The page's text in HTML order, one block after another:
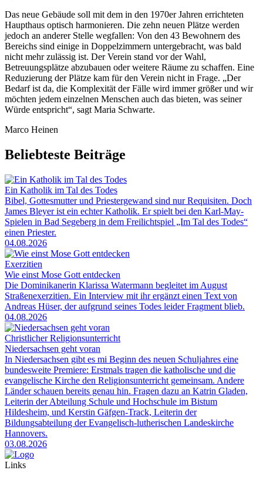
Das neue Gebäude soll mit dem in den 1970er Jahren errichteten
Haupthaus optisch harmonieren. Die zehn neuen Plätze werden
jedoch an anderer Stelle wegfallen: Von den 43 Bewohnern des
Bereichs sind einige in Doppelzimmern untergebracht, was bald
nicht mehr zulässig ist. Der Verein stand vor der Wahl,
Betreuungsplätze abzubauen oder weitere Räume zu schaffen. Eine
Reduzierung der Plätze kam für den Verein nicht in Frage. „Der
Bedarf ist da, die Komplexität der Fälle wird immer größer und wir
möchten jedem einzelnen Menschen auch das bieten, was seiner
Würde entspricht“, sagt Maria Schwarte.
Marco Heinen
Beliebteste Beiträge
Ein Katholik im Tal des Todes
Bibel, Gottesmutter und Priestergewand sind nur Requisiten. Doch
James Bleyer ist ein echter Katholik. Er spielt bei den Karl-May-
Spielen in Bad Segeberg in dem Freilichtspiel „Im Tal des Todes“
einen Priester.
04.08.2026
Exerzitien
Wie einst Mose Gott entdecken
Die Dominikanerin Klarissa Watermann begleitet im August
Straßenexerzitien. Ein Interview mit ihr ergänzt einen Text von
Andreas Hüser, der aufgrund seines Todes leider Fragment blieb.
04.08.2026
Christlicher Religionsunterricht
Niedersachsen geht voran
In Niedersachsen gibt es mi Beginn des neuen Schuljahres eine
bundesweite Premiere: Erstmals tragen die katholische und die
evangelische Kirche den Religionsunterricht gemeinsam. Andere
Länder schauen bereits genau hin. Fragen dazu an Katrin Gladen,
Leiterin der Abteilung Schule und Hochschule im Bistum
Hildesheim, und Kerstin Gäfgen-Track, Leiterin der
Bildungsabteilung der Evangelisch-lutherischen Landeskirche
Hannovers.
03.08.2026
Links